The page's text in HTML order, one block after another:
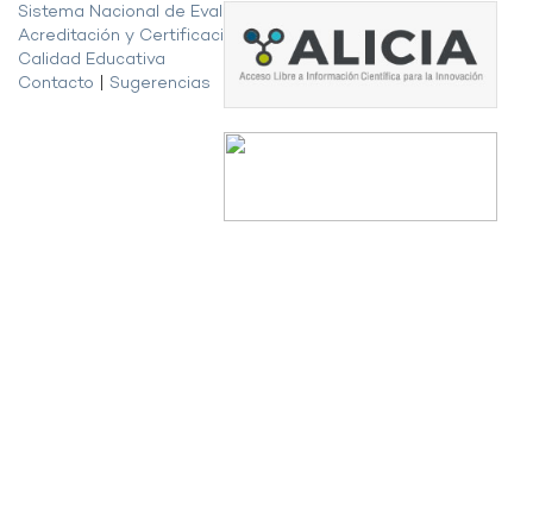
Sistema Nacional de Evaluación,
Acreditación y Certificación de la
Calidad Educativa
Contacto
Sugerencias